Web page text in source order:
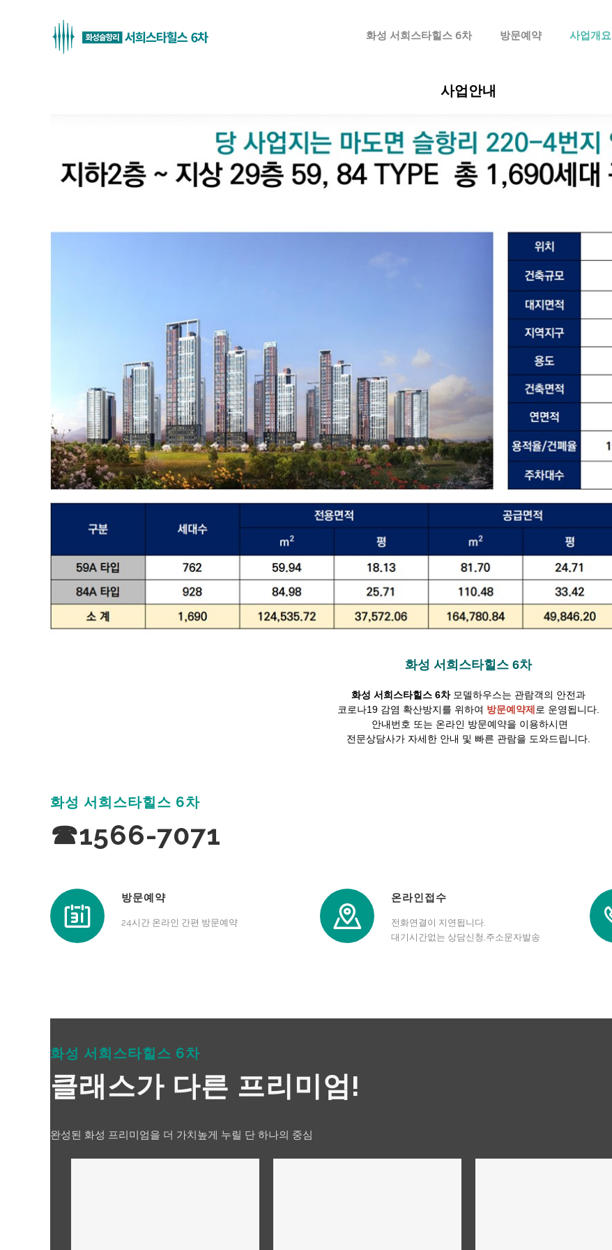
화성 서희스타힐스 6차 방문예약 사업개요
사업안내
화성 서희스타힐스 6차
화성 서희스타힐스 6차모델하우스는 관람객의 안전과
코로나19 감염 확산방지를 위하여 방문예약제 로 운영됩니다.
안내번호 또는 온라인 방문예약을 이용하시면
전문상담사가 자세한 안내 및 빠른 관람을 도와드립니다.
화성 서희스타힐스 6차
☎1566-7071
방문예약
24시간 온라인 간편 방문예약
온라인접수
전화연결이 지연됩니다.
대기시간없는 상담신청,주소문자발송
화성 서희스타힐스 6차
클래스가 다른 프리미엄!
완성된 화성 프리미엄을 더 가치높게 누릴 단 하나의 중심